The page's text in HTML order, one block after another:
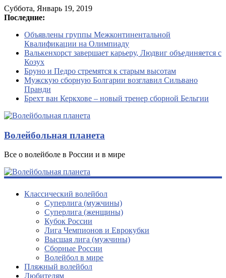
Суббота, Январь 19, 2019
Последние:
Объявлены группы Межконтинентальной
Квалификации на Олимпиаду
Валькенхорст завершает карьеру, Людвиг объединяется с
Козух
Бруно и Педро стремятся к старым высотам
Мужскую сборную Болгарии возглавил Сильвано
Пранди
Брехт ван Керкхове – новый тренер сборной Бельгии
Волейбольная планета
Все о волейболе в России и в мире
Классический волейбол
Суперлига (мужчины)
Суперлига (женщины)
Кубок России
Лига Чемпионов и Еврокубки
Высшая лига (мужчины)
Сборные России
Волейбол в мире
Пляжный волейбол
Любителям